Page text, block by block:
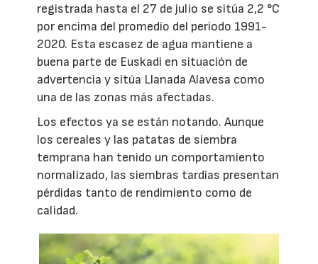
registrada hasta el 27 de julio se sitúa 2,2 °C
por encima del promedio del periodo 1991-
2020. Esta escasez de agua mantiene a
buena parte de Euskadi en situación de
advertencia y sitúa Llanada Alavesa como
una de las zonas más afectadas.
Los efectos ya se están notando. Aunque
los cereales y las patatas de siembra
temprana han tenido un comportamiento
normalizado, las siembras tardías presentan
pérdidas tanto de rendimiento como de
calidad.